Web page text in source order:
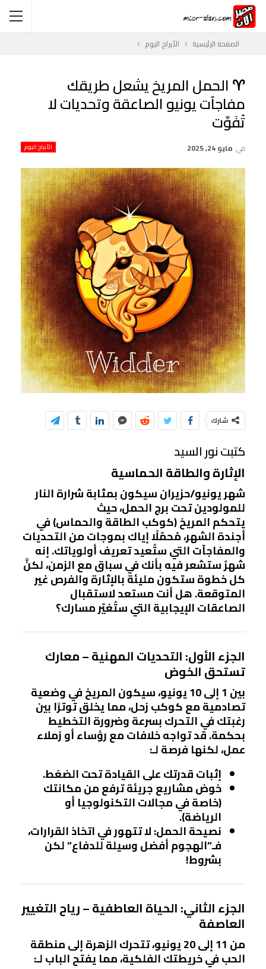
الصفحة الرئيسية الأبراج اليوم
♈ الحمل المريخ يشعل طريقك
مفاجآت يونيو الصاعقة وتحديات لا
تُفَوِّت
الأبراج اليوم في مايو 24, 2025
شارك
كتبت نور السيد
اﻹثارة والطاقة الحماسية
شهر يونيو/حزيران سيكون بمثابة شرارة النار
للمولودين تحت برج الحمل، حيث
يتحكمالمريخ(كوكب الطاقة والحماس) في
أجندة الشهر، مُحمّلًا إياك بموجات من التحديات
والمفاجآت التي ستُعيد تعريف أولوياتك. إنه
شهرٌ ستشعر فيه بأنك في سباق مع الزمن، لكنَّ
كل خطوة ستكون مليئة بالإثارة والفرص غير
المتوقعة. هل أنت مستعد لاستقبال
الصاعقات الإيجابية التي ستُغيّر مسارك؟
الجزء الأول: التحديات المهنية – معارك
تستحق الخوض
بين 1 إلى 10 يونيو، سيكون المريخفي وضعية
تصادمية مع كوكب زحل، مما يخلق توترًا بين
رغبتك في التحرك بسرعة وضرورة التخطيط
بحكمة. قد تواجه خلافات مع رؤساء أو زملاء
عمل، لكنها فرصة لـ:
إثبات قدرتك على القيادة تحت الضغط.
خوض مشاريع جريئة ترفع من مكانتك
(خاصة في مجالات التكنولوجيا أو
الرياضة).
نصيحة الحمل: لا تتهور في اتخاذ القرارات،
فـ”الهجوم أفضل وسيلة للدفاع” لكن
بشروط!
الجزء الثاني: الحياة العاطفية – رياح التغيير
العاصفة
من 11 إلى 20 يونيو، تتحرك الزهرةإلى منطقة
الحب في خريطتك الفلكية، مما يفتح الباب لـ: